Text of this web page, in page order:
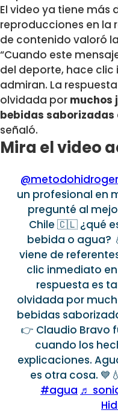
El video ya tiene más
reproducciones en la
de contenido valoró
“Cuando este
del deporte, hace clic
admiran. La
olvidada por muchos
bebidas
señaló.
Mira el video
un profesional en
pregunté al
Chile 🇨🇱 ¿qué
bebida o agua?
viene de
clic inmediato
respuesta es
olvidada por
bebidas
👉 Claudio Bravo
cuando los
explicaciones.
es otra cosa. 💙💧
#agua ♬